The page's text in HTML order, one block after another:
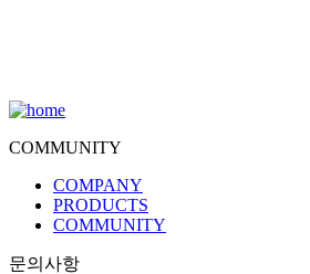
COMMUNITY
COMPANY
PRODUCTS
COMMUNITY
문의사항